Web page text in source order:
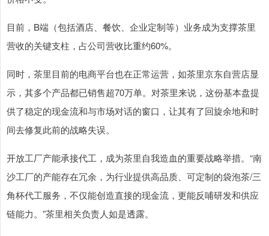
目前，B端（包括酒店、餐饮、企业定制等）业务成为支撑茶里
营收的关键支柱，占公司营收比重约60%。
同时，茶里目前的电商平台也在正常运营，如茶里京东自营店显
示，其多个产品都已销售超70万单。对茶里来说，这份基本盘提
供了稳定的现金流和与市场对话的窗口，让其有了回旋余地和时
间去修复此前的战略失误。
开放工厂产能承接代工，成为茶里自我造血的重要战略举措。“南
沙工厂的产能存在冗余，为行业提供高品质、可定制的袋泡茶/三
角杯代工服务，不仅能创造直接的现金流，更能反哺研发和供应
链能力。”茶里相关负责人如是透露。